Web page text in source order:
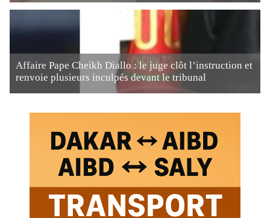
Affaire Pape Cheikh Diallo : le juge clôt l’instruction et
renvoie plusieurs inculpés devant le tribunal